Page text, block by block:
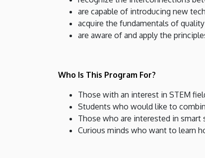
are capable of introducing new
acquire the fundamentals of
are aware of and apply the
Who Is This Program For?
Those with an interest in STEM
Students who would like to
Those who are interested in
Curious minds who want to learn